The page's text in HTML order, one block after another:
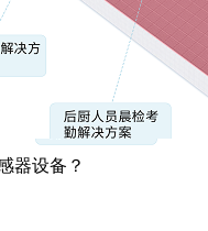
器设备？